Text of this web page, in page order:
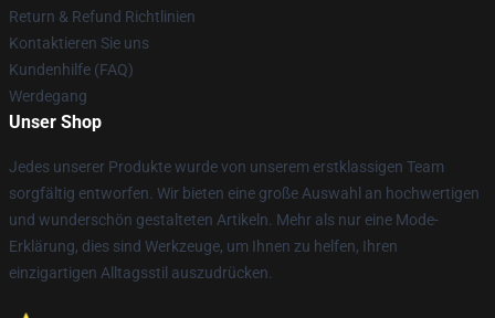
Return & Refund Richtlinien
Kontaktieren Sie uns
Kundenhilfe (FAQ)
Werdegang
Unser Shop
Jedes unserer Produkte wurde von unserem erstklassigen Team
sorgfältig entworfen. Wir bieten eine große Auswahl an hochwertigen
und wunderschön gestalteten Artikeln. Mehr als nur eine Mode-
Erklärung, dies sind Werkzeuge, um Ihnen zu helfen, Ihren
einzigartigen Alltagsstil auszudrücken.